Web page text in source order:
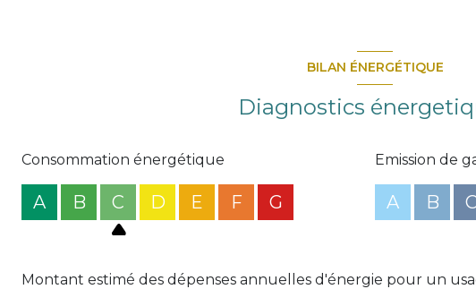
BILAN ÉNERGÉTIQUE
Diagnostics
Consommation énergétique
A B C D E F G
Emission de
A B C
Montant estimé des dépenses annuelles d'énergie pour un